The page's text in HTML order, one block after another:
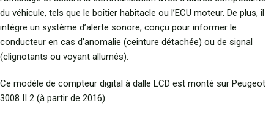
du véhicule, tels que le boîtier habitacle ou l’ECU moteur. De plus, il
intègre un système d’alerte sonore, conçu pour informer le
conducteur en cas d’anomalie (ceinture détachée) ou de signal
(clignotants ou voyant allumés).
Ce modèle de compteur digital à dalle LCD est monté sur Peugeot
3008 II 2 (à partir de 2016).